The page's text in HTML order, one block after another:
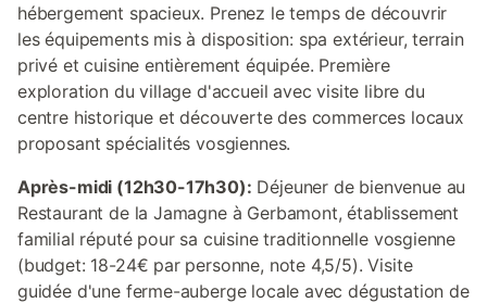
hébergement spacieux. Prenez le temps de découvrir
les équipements mis à disposition: spa extérieur, terrain
privé et cuisine entièrement équipée. Première
exploration du village d'accueil avec visite libre du
centre historique et découverte des commerces locaux
proposant spécialités vosgiennes.
Après-midi (12h30-17h30): Déjeuner de bienvenue au
Restaurant de la Jamagne à Gerbamont, établissement
familial réputé pour sa cuisine traditionnelle vosgienne
(budget: 18-24€ par personne, note 4,5/5). Visite
guidée d'une ferme-auberge locale avec dégustation de